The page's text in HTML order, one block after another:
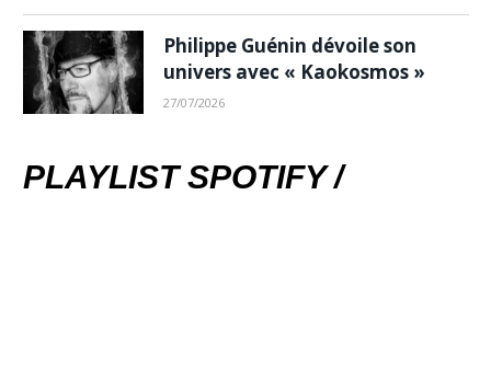
Philippe Guénin dévoile son
univers avec « Kaokosmos »
27/07/2026
PLAYLIST SPOTIFY /